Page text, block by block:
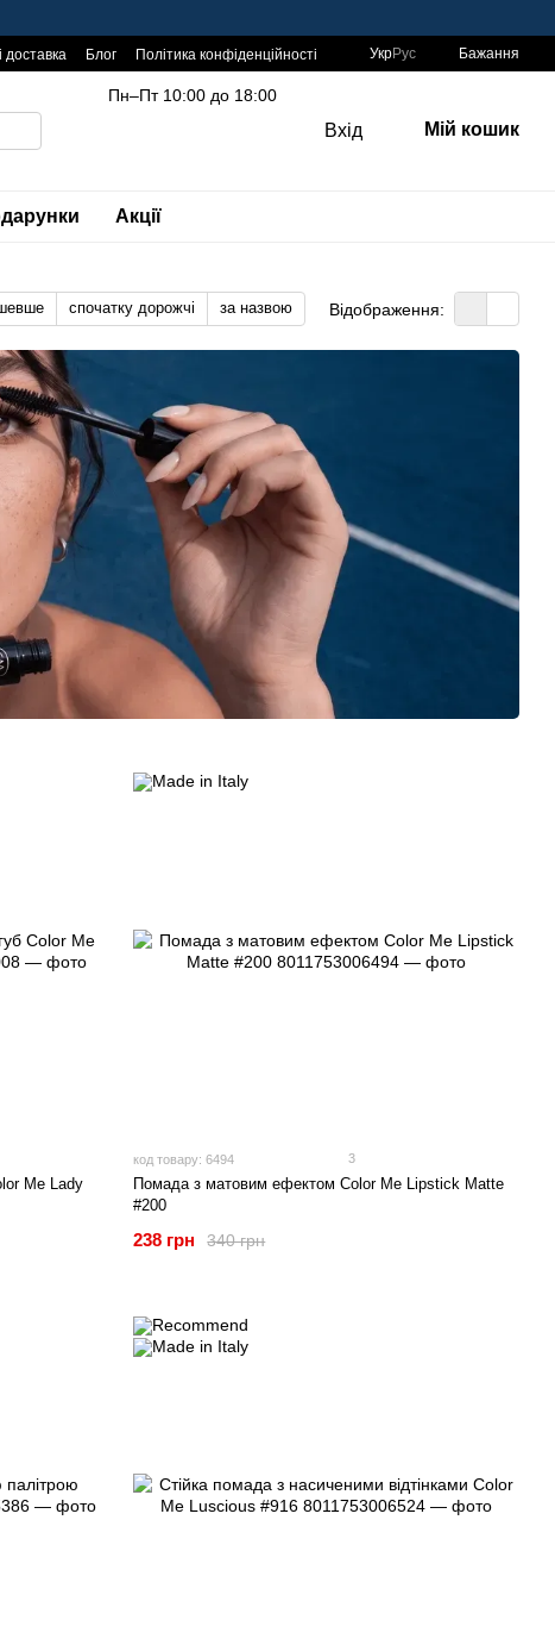
доставка Блог
Політика конфіденційності
УкрРус Бажання
Пн–Пт 10:00 до 18:00
Вхід Мій кошик
Акції
спочатку дорожчі за назвою Відображення:
Me Lady
код товару: 6494 3
Помада з матовим ефектом Color Me Lipstick Matte
#200
340 грн
238 грн